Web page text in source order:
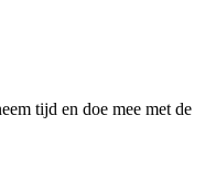
tijd en doe mee met de